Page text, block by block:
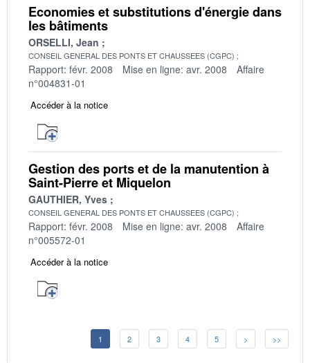
Economies et substitutions d'énergie dans
les bâtiments
ORSELLI, Jean
CONSEIL GENERAL DES PONTS ET CHAUSSEES (CGPC)
Rapport: févr. 2008 Mise en ligne: avr. 2008
Affaire
n°004831-01
Accéder à la notice
Gestion des ports et de la manutention à
Saint-Pierre et Miquelon
GAUTHIER, Yves
CONSEIL GENERAL DES PONTS ET CHAUSSEES (CGPC)
Rapport: févr. 2008 Mise en ligne: avr. 2008
Affaire
n°005572-01
Accéder à la notice
1 2 3 4 5 > >>